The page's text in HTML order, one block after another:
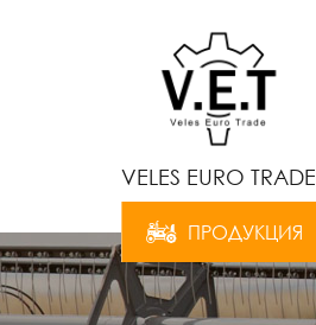
VELES EURO TRADE
ПРОДУКЦИЯ